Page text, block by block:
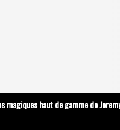
magiques haut de gamme de